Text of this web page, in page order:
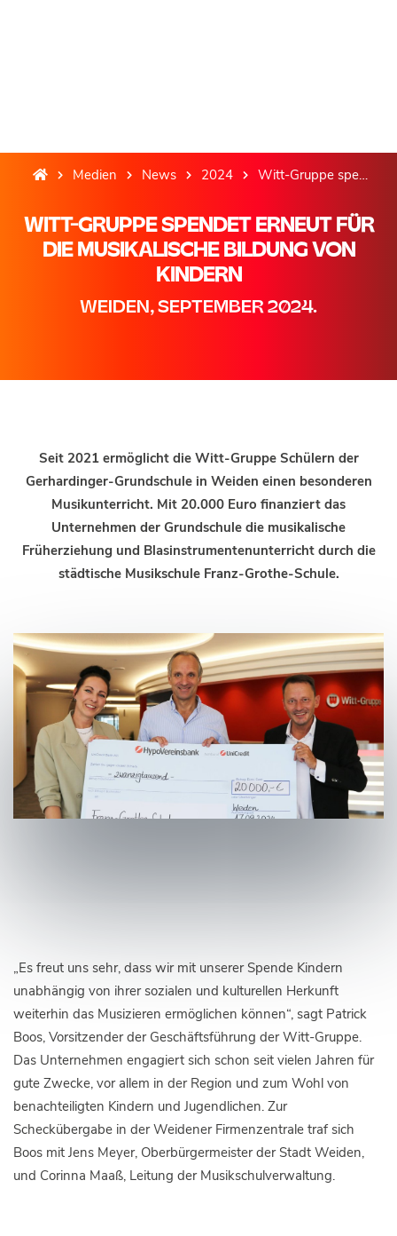
Medien News 2024 Witt-Gruppe spendet erneut für die musikalische Bildung von Kindern
WITT-GRUPPE SPENDET ERNEUT FÜR
DIE MUSIKALISCHE BILDUNG VON
KINDERN
WEIDEN, SEPTEMBER 2024.
Seit 2021 ermöglicht die Witt-Gruppe Schülern der
Gerhardinger-Grundschule in Weiden einen besonderen
Musikunterricht. Mit 20.000 Euro finanziert das
Unternehmen der Grundschule die musikalische
Früherziehung und Blasinstrumentenunterricht durch die
städtische Musikschule Franz-Grothe-Schule.
„Es freut uns sehr, dass wir mit unserer Spende Kindern
unabhängig von ihrer sozialen und kulturellen Herkunft
weiterhin das Musizieren ermöglichen können“, sagt Patrick
Boos, Vorsitzender der Geschäftsführung der Witt-Gruppe.
Das Unternehmen engagiert sich schon seit vielen Jahren für
gute Zwecke, vor allem in der Region und zum Wohl von
benachteiligten Kindern und Jugendlichen. Zur
Scheckübergabe in der Weidener Firmenzentrale traf sich
Boos mit Jens Meyer, Oberbürgermeister der Stadt Weiden,
und Corinna Maaß, Leitung der Musikschulverwaltung.